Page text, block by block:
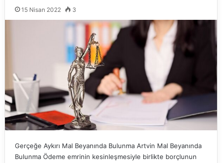
15 Nisan 2022 3
Gerçeğe Aykırı Mal Beyanında Bulunma Artvin Mal Beyanında
Bulunma Ödeme emrinin kesinleşmesiyle birlikte borçlunun